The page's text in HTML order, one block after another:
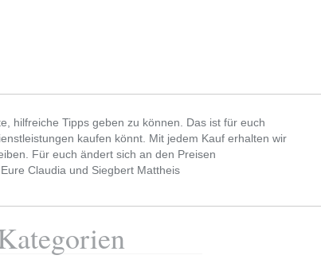
hilfreiche Tipps geben zu können. Das ist für euch
kaufen könnt. Mit jedem Kauf erhalten wir
Für euch ändert sich an den Preisen
Claudia und Siegbert Mattheis